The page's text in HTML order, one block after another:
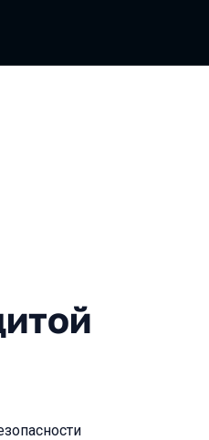
Или нет?